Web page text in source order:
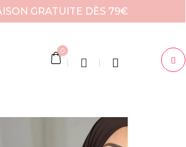
GRATUITE DÈS 79€
0